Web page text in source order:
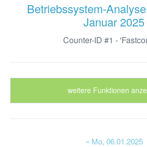
Betriebssystem-
Januar 2025
Counter-ID #1 -
weitere Funktionen
« Mo, 06.01.2025